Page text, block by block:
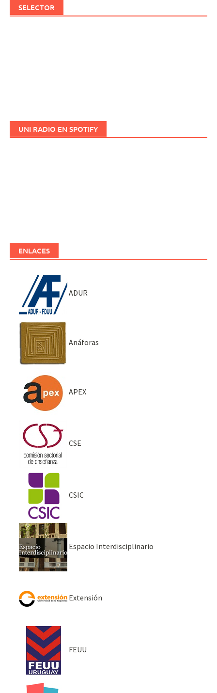
SELECTOR
UNI RADIO EN SPOTIFY
ENLACES
ADUR
Anáforas
APEX
CSE
CSIC
Espacio Interdisciplinario
Extensión
FEUU